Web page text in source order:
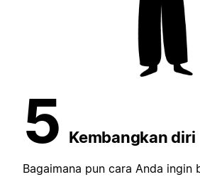
5 Kembangkan diri
Bagaimana pun cara Anda ingin